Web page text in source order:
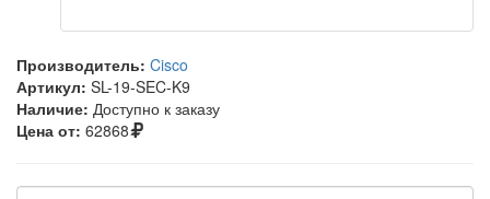
Производитель: Cisco
Артикул: SL-19-SEC-K9
Наличие: Доступно к заказу
Цена от: 62868